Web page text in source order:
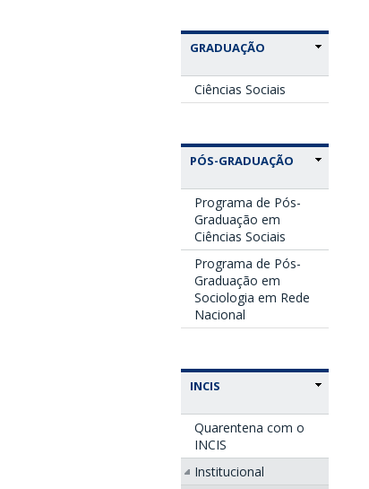
GRADUAÇÃO
Ciências Sociais
PÓS-GRADUAÇÃO
Programa de Pós-
Graduação em
Ciências Sociais
Programa de Pós-
Graduação em
Sociologia em Rede
Nacional
INCIS
Quarentena com o
INCIS
Institucional